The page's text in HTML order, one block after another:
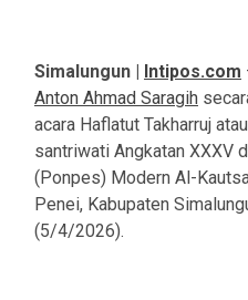
Simalungun | Intipos.com
Anton Ahmad Saragih
acara Haflatut Takharruj
santriwati Angkatan XXXV
(Ponpes) Modern Al-
Penei, Kabupaten
(5/4/2026).